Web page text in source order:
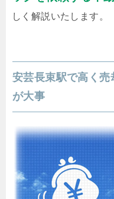
しく解説いたします。
安芸長束駅で高く
が大事